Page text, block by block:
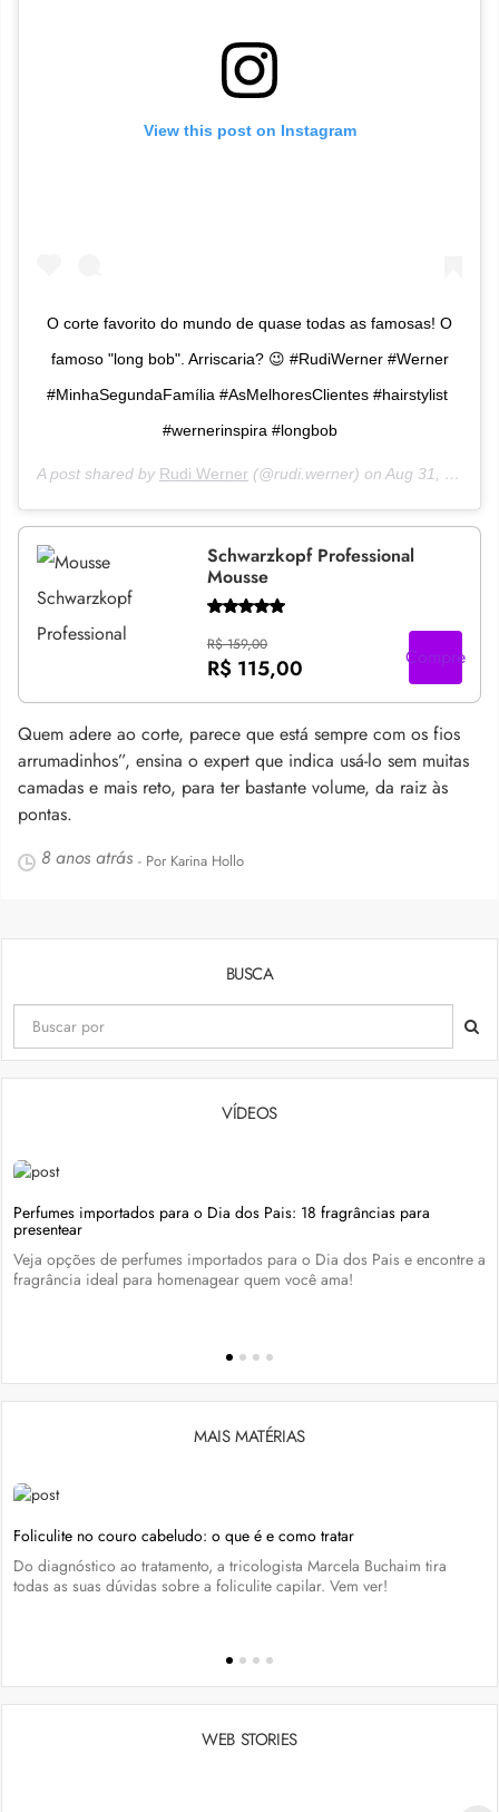
View this post on Instagram
O corte favorito do mundo de quase todas as famosas! O
famoso "long bob". Arriscaria? 😉 #RudiWerner #Werner
#MinhaSegundaFamília #AsMelhoresClientes #‎hairstylist ‪
‪#‎wernerinspira #longbob
A post shared by Rudi Werner (@rudi.werner) on Aug 31, 2016 at 12:29pm PDT
Schwarzkopf Professional
Mousse
R$ 159,00
R$ 115,00 Compre
Quem adere ao corte, parece que está sempre com os fios
arrumadinhos”, ensina o expert que indica usá-lo sem muitas
camadas e mais reto, para ter bastante volume, da raiz às
pontas.
8 anos atrás - Por Karina Hollo
BUSCA
VÍDEOS
Perfumes importados para o Dia dos Pais: 18 fragrâncias para
presentear
Veja opções de perfumes importados para o Dia dos Pais e encontre a
fragrância ideal para homenagear quem você ama!
MAIS MATÉRIAS
Foliculite no couro cabeludo: o que é e como tratar
Do diagnóstico ao tratamento, a tricologista Marcela Buchaim tira
todas as suas dúvidas sobre a foliculite capilar. Vem ver!
WEB STORIES